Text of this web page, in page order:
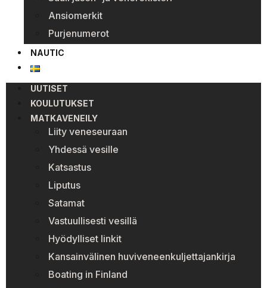
Ansiomerkit
Purjenumerot
NAUTIC
UUTISET
KOULUTUKSET
MATKAVENEILY
Liity veneseuraan
Yhdessä vesille
Katsastus
Liputus
Satamat
Vastuullisesti vesillä
Hyödylliset linkit
Kansainvälinen huviveneenkuljettajankirja
Boating in Finland